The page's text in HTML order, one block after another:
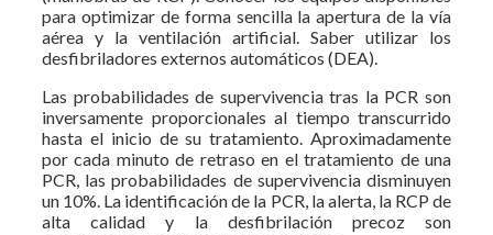
para optimizar de forma sencilla la apertura de la vía
aérea y la ventilación artificial. Saber utilizar los
desfibriladores externos automáticos (DEA).
Las probabilidades de supervivencia tras la PCR son
inversamente proporcionales al tiempo transcurrido
hasta el inicio de su tratamiento. Aproximadamente
por cada minuto de retraso en el tratamiento de una
PCR, las probabilidades de supervivencia disminuyen
un 10%. La identificación de la PCR, la alerta, la RCP de
alta calidad y la desfibrilación precoz son